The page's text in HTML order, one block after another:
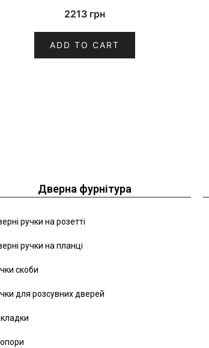
2213 грн
ADD TO CART
Дверна фурнітура
ручки на розетті
ручки на планці
скоби
для розсувних дверей